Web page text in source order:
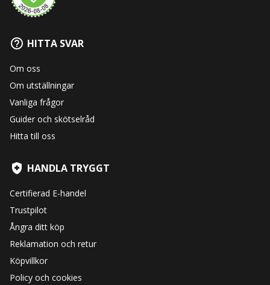
HITTA SVAR
Om oss
Om utställningar
Vanliga frågor
Guider och skötselråd
Hitta till oss
HANDLA TRYGGT
Certifierad E-handel
Trustpilot
Ångra ditt köp
Reklamation och retur
Köpvillkor
Policy och cookies